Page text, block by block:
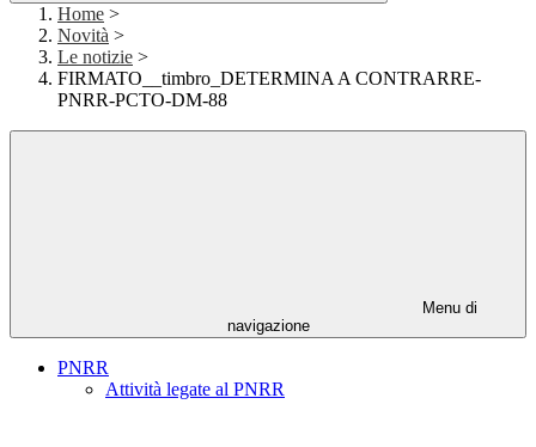
Home >
Novità >
Le notizie >
FIRMATO__timbro_DETERMINA A CONTRARRE-
PNRR-PCTO-DM-88
Menu di
navigazione
PNRR
Attività legate al PNRR